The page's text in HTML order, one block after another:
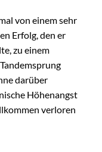
von einem sehr
Erfolg, den er
zu einem
darüber
Höhenangst
verloren